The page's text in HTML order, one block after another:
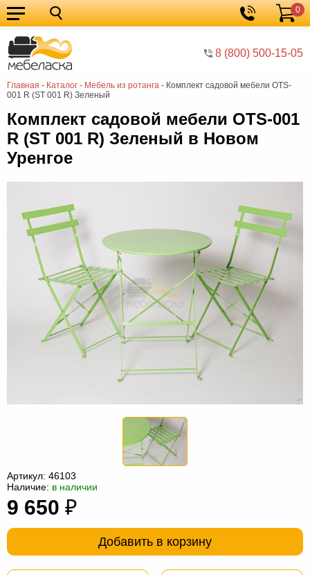
8 (800) 500-15-05
Корзина
0
Главная - Каталог - Мебель из ротанга - Комплект садовой мебели OTS-
001 R (ST 001 R) Зеленый
Кухонные
гарнитуры
Мебель
для
кухни
Мебель
для
спальни
Кровати
Шкафы
Диваны
Мягкая
мебель
Мебель
гостиную
Мебель
прихожей
из
ротанга
Садовая
мебель
Косметологическое
оборудование
Комплект садовой мебели OTS-001
R (ST 001 R) Зеленый в Новом
Уренгое
Артикул: 46103
Наличие: в наличии
9 650 ₽
Добавить в корзину